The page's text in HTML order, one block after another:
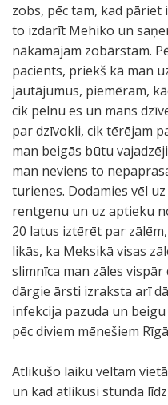
zobs, pēc tam, kad
to izdarīt Mehiko un
nākamajam zobārstam.
pacients, priekš kā man
jautājumus, piemēram,
cik pelnu es un mans
par dzīvokli, cik tērējam
man beigās būtu
man neviens to
turienes. Dodamies vēl
rentgenu un uz aptieku
20 latus iztērēt par
likās, ka Meksikā visas
slimnīca man zāles
dārgie ārsti izraksta arī
infekcija pazuda un
pēc diviem mēnešiem
Atlikušo laiku veltam
un kad atlikusi stunda